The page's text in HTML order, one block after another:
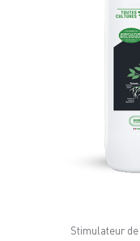
Stimulateur